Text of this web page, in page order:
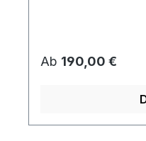
Regulärer Preis:
Ab 190,00 €